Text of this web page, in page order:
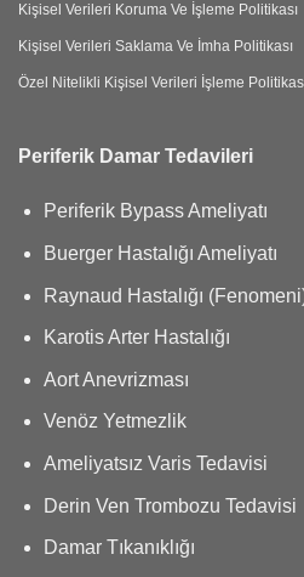
Kişisel Verileri Koruma Ve İşleme Politikası
Kişisel Verileri Saklama Ve İmha Politikası
Özel Nitelikli Kişisel Verileri İşleme
Periferik Damar Tedavileri
Periferik Bypass Ameliyatı
Buerger Hastalığı Ameliyatı
Raynaud Hastalığı
Karotis Arter Hastalığı
Aort Anevrizması
Venöz Yetmezlik
Ameliyatsız Varis Tedavisi
Derin Ven Trombozu Tedavisi
Damar Tıkanıklığı